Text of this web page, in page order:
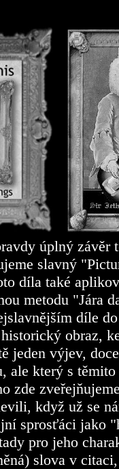
úplný závěr
slavný
díla také
metodu "Jára
díle
obraz,
jeden výjev,
ale který s
zde
když už se
sprosťáci jako
pro jeho
slova v